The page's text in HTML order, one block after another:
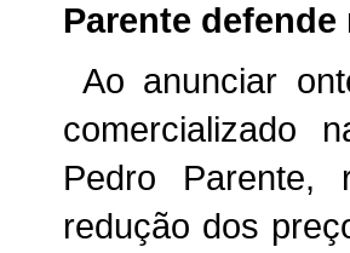
Parente
Ao anunciar
comercializado
Pedro
redução dos